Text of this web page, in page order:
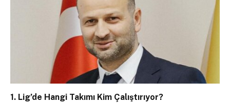
1. Lig’de Hangi Takımı Kim Çalıştırıyor?